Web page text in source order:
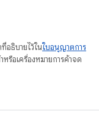
อธิบายไว้ในใบอนุญาตการ
รือเครื่องหมายการค้าจด